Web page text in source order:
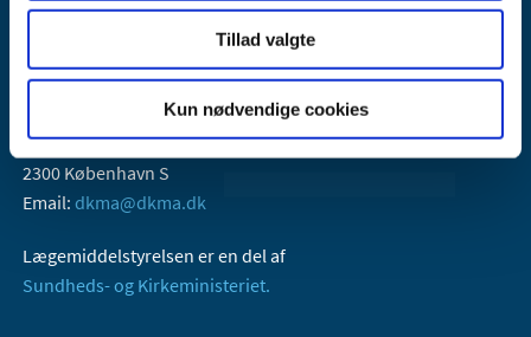
Tillad valgte
Kun nødvendige cookies
Lægemiddelstyrelsen
Axel Heides Gade 1
2300 København S
Email: dkma@dkma.dk
Lægemiddelstyrelsen er en del af
Sundheds- og Kirkeministeriet.